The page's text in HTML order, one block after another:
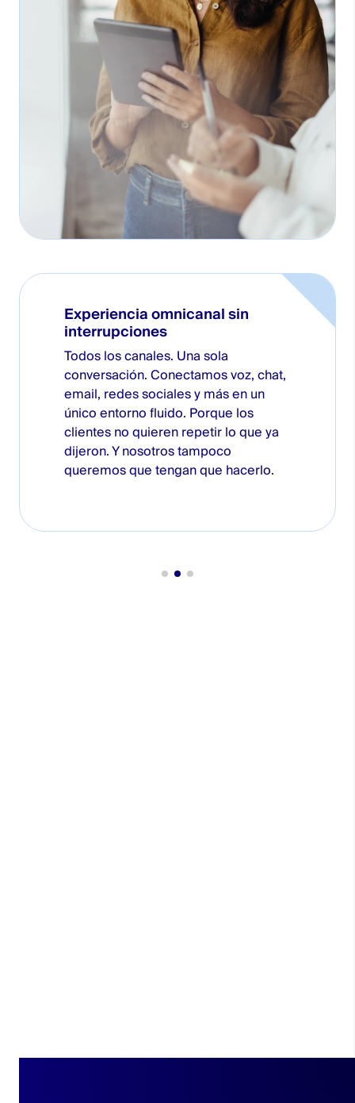
Experiencia omnicanal sin
interrupciones
Todos los canales. Una sola
conversación. Conectamos voz, chat,
email, redes sociales y más en un
único entorno fluido. Porque los
clientes no quieren repetir lo que ya
dijeron. Y nosotros tampoco
queremos que tengan que hacerlo.